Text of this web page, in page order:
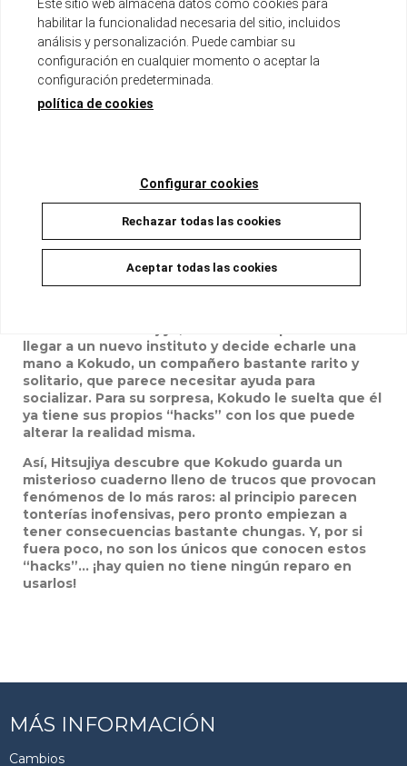
Formato B6 con sobrecubierta
Disponible
9,90 € 9,40 €
llegar a un nuevo instituto y decide echarle una
mano a Kokudo, un compañero bastante rarito y
solitario, que parece necesitar ayuda para
socializar. Para su sorpresa, Kokudo le suelta que él
ya tiene sus propios “hacks” con los que puede
alterar la realidad misma.
Así, Hitsujiya descubre que Kokudo guarda un
misterioso cuaderno lleno de trucos que provocan
fenómenos de lo más raros: al principio parecen
tonterías inofensivas, pero pronto empiezan a
tener consecuencias bastante chungas. Y, por si
fuera poco, no son los únicos que conocen estos
“hacks”… ¡hay quien no tiene ningún reparo en
usarlos!
MÁS INFORMACIÓN
Cambios
Este sitio web almacena datos como cookies para
habilitar la funcionalidad necesaria del sitio, incluidos
análisis y personalización. Puede cambiar su
configuración en cualquier momento o aceptar la
configuración predeterminada.
política de cookies
Configurar cookies
Rechazar todas las cookies
Aceptar todas las cookies